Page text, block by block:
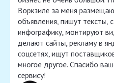
Воркзиле за меня
объявления, пишут тексты,
инфографику, монтируют
делают сайты, рекламу в
соцсетях, ищут
многое другое. Спасибо
сервису!